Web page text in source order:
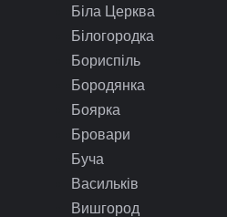
Біла Церква
Білогородка
Бориспіль
Бородянка
Боярка
Бровари
Буча
Васильків
Вишгород